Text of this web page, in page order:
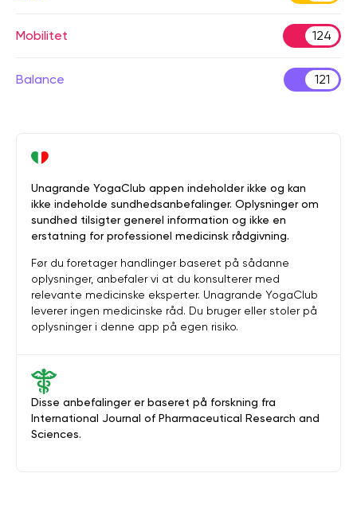
Mobilitet 124
Balance 121
Disse anbefalinger er baseret på forskning fra
International Journal of Pharmaceutical Research and
Sciences.
Unagrande YogaClub appen indeholder ikke og kan
ikke indeholde sundhedsanbefalinger. Oplysninger om
sundhed tilsigter generel information og ikke en
erstatning for professionel medicinsk rådgivning.
Før du foretager handlinger baseret på sådanne
oplysninger, anbefaler vi at du konsulterer med
relevante medicinske eksperter. Unagrande YogaClub
leverer ingen medicinske råd. Du bruger eller stoler på
oplysninger i denne app på egen risiko.